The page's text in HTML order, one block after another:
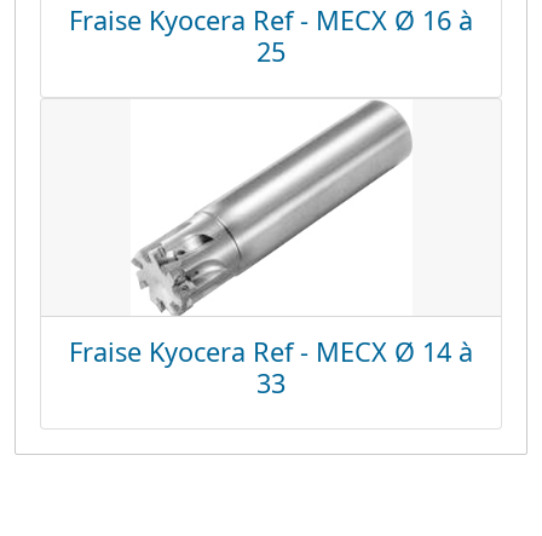
Fraise Kyocera Ref - MECX Ø 16 à
25
Fraise Kyocera Ref - MECX Ø 14 à
33